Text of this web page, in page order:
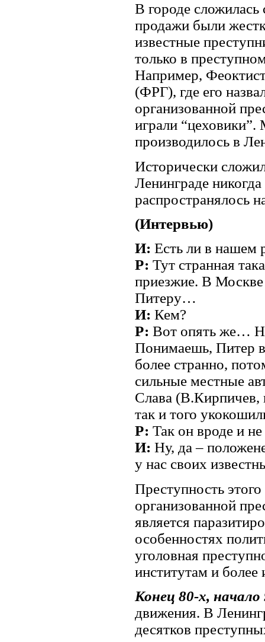
В городе сложилась
продажи были
известные
только в
Например,
(ФРГ), где его
организованной
играли
производилось в
Исторически
Ленинграде
распространялось
(Интервью)
И: Есть ли в нашем
Р: Тут странная
приезжие. В Москве
Питеру…
И: Кем?
Р: Вот опять же…
Понимаешь, Питер
более странно,
сильные местные
Слава
так и того
Р: Так он вроде и
И: Ну, да –
у нас своих
Преступность
организованной
является
особенностях
уголовная
институтам и более
Конец 80-х, начало
движения. В
десятков